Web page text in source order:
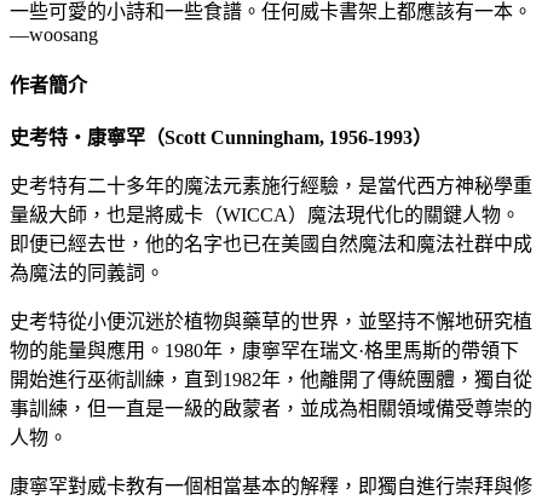
一些可愛的小詩和一些食譜。任何威卡書架上都應該有一本。
—woosang
作者簡介
史考特・康寧罕（Scott Cunningham, 1956-1993）
史考特有二十多年的魔法元素施行經驗，是當代西方神秘學重
量級大師，也是將威卡（WICCA）魔法現代化的關鍵人物。
即便已經去世，他的名字也已在美國自然魔法和魔法社群中成
為魔法的同義詞。
史考特從小便沉迷於植物與藥草的世界，並堅持不懈地研究植
物的能量與應用。1980年，康寧罕在瑞文·格里馬斯的帶領下
開始進行巫術訓練，直到1982年，他離開了傳統團體，獨自從
事訓練，但一直是一級的啟蒙者，並成為相關領域備受尊崇的
人物。
康寧罕對威卡教有一個相當基本的解釋，即獨自進行崇拜與修